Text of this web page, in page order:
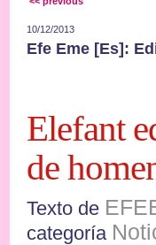
10/12/2013
Efe Eme [Es]:
Elefant
de
Texto de
categoría